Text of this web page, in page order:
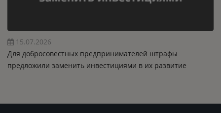
15.07.2026
Для добросовестных предпринимателей штрафы
предложили заменить инвестициями в их развитие